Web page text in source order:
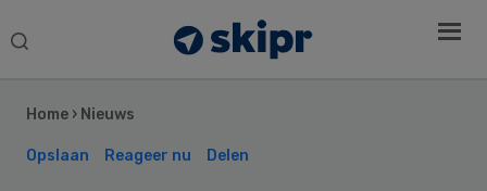
Search
Home › Nieuws
Opslaan Reageer nu Delen
Sidebar